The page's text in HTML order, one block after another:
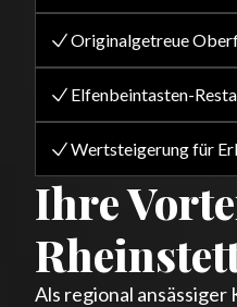
Originalgetreue
Elfenbeintasten-
Wertsteigerung für
Ihre
Als regional ansässiger